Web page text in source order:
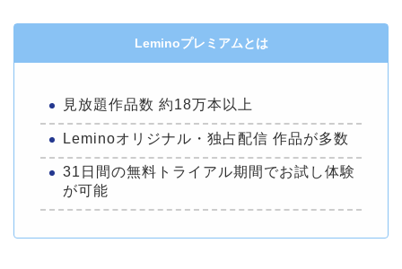
Leminoプレミアムとは
見放題作品数 約18万本以上
Leminoオリジナル・独占配信 作品が多数
31日間の無料トライアル期間でお試し体験
が可能